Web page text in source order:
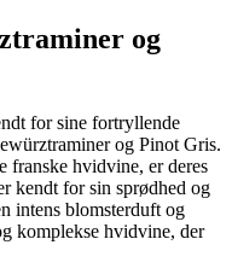
og
for sine fortryllende
og Pinot Gris.
franske hvidvine, er deres
kendt for sin sprødhed og
intens blomsterduft og
komplekse hvidvine, der